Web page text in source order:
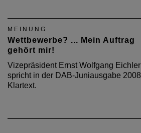
MEINUNG
Wettbewerbe? ... Mein Auftrag
gehört mir!
Vizepräsident Ernst Wolfgang Eichler
spricht in der DAB-Juniausgabe 2008
Klartext.